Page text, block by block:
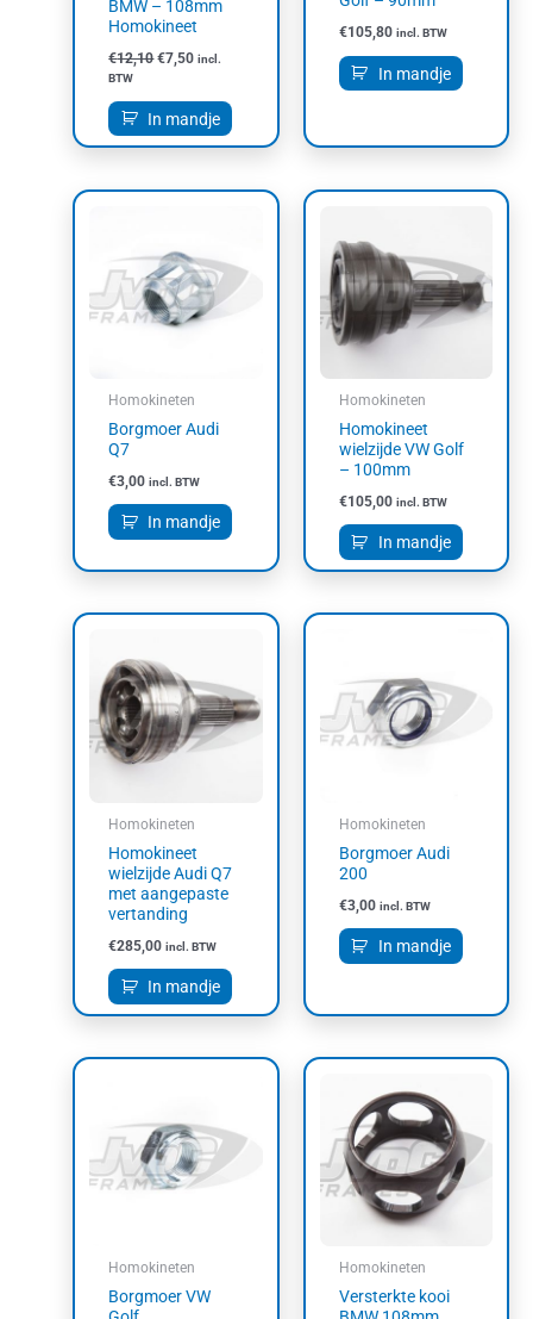
BMW – 108mm
Homokineet
€12,10 €7,50 incl.
BTW
In mandje
€105,80 incl. BTW
In mandje
Homokineten
Borgmoer Audi
Q7
€3,00 incl. BTW
In mandje
Homokineten
Homokineet
wielzijde VW Golf
– 100mm
€105,00 incl. BTW
In mandje
Homokineten
Homokineet
wielzijde Audi Q7
met aangepaste
vertanding
€285,00 incl. BTW
In mandje
Homokineten
Borgmoer Audi
200
€3,00 incl. BTW
In mandje
Homokineten
Borgmoer VW
Homokineten
Versterkte kooi